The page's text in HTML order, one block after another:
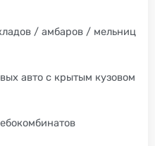
/ амбаров / мельниц
авто с крытым кузовом